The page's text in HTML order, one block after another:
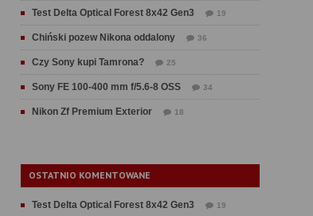
Test Delta Optical Forest 8x42 Gen3 19
Chiński pozew Nikona oddalony 36
Czy Sony kupi Tamrona? 25
Sony FE 100-400 mm f/5.6-8 OSS 34
Nikon Zf Premium Exterior 18
OSTATNIO KOMENTOWANE
Test Delta Optical Forest 8x42 Gen3 19